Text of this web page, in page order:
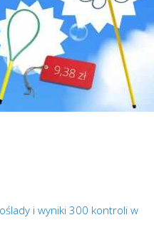
i wyniki 300 kontroli w